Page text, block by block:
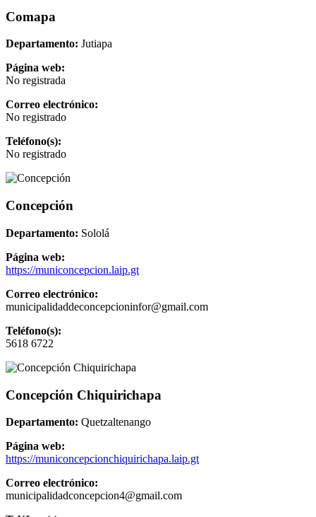
Comapa
Departamento: Jutiapa
Página web:
No registrada
Correo electrónico:
No registrado
Teléfono(s):
No registrado
Concepción
Departamento: Sololá
Página web:
https://municoncepcion.laip.gt
Correo electrónico:
municipalidaddeconcepcioninfor@gmail.com
Teléfono(s):
5618 6722
Concepción Chiquirichapa
Departamento: Quetzaltenango
Página web:
https://municoncepcionchiquirichapa.laip.gt
Correo electrónico:
municipalidadconcepcion4@gmail.com